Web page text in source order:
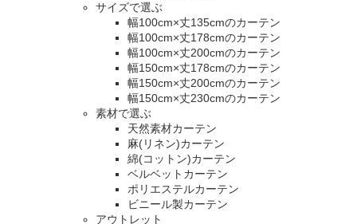
サイズで選ぶ
幅100cm×丈135cmのカーテン
幅100cm×丈178cmのカーテン
幅100cm×丈200cmのカーテン
幅150cm×丈178cmのカーテン
幅150cm×丈200cmのカーテン
幅150cm×丈230cmのカーテン
素材で選ぶ
天然素材カーテン
麻(リネン)カーテン
綿(コットン)カーテン
ベルベットカーテン
ポリエステルカーテン
ビニール製カーテン
アウトレット